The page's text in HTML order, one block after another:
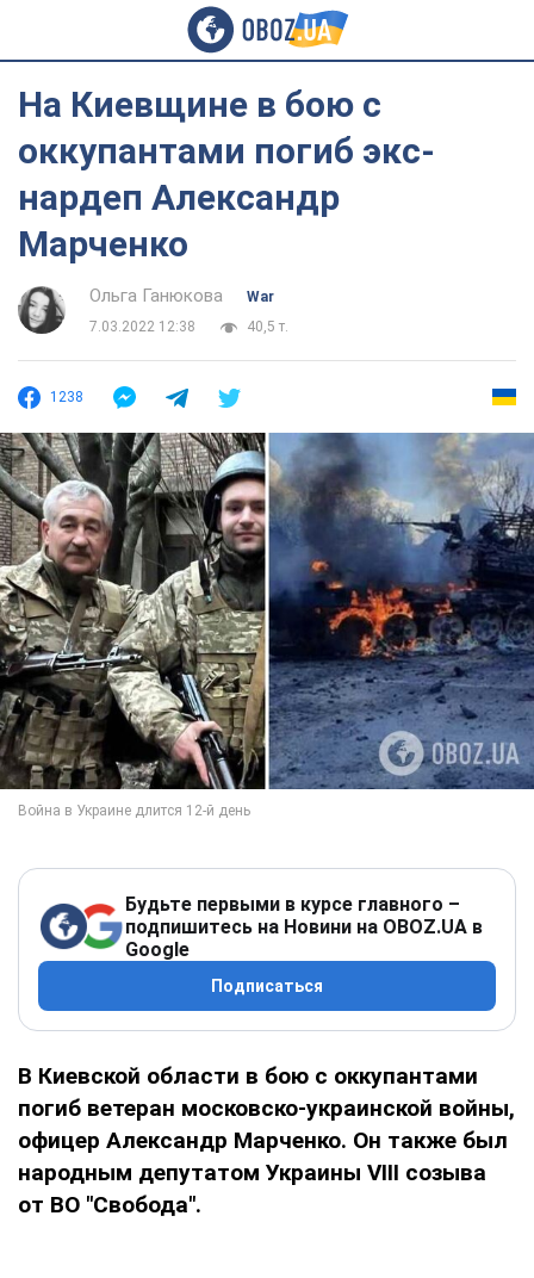
На Киевщине в бою с
оккупантами погиб экс-
нардеп Александр
Марченко
Ольга Ганюкова
War
7.03.2022 12:38
40,5 т.
1238
Будьте первыми в курсе главного –
подпишитесь на Новини на OBOZ.UA в
Google
Подписаться
В Киевской области в бою с оккупантами
погиб ветеран московско-украинской войны,
офицер Александр Марченко. Он также был
народным депутатом Украины VIII созыва
от ВО "Свобода".